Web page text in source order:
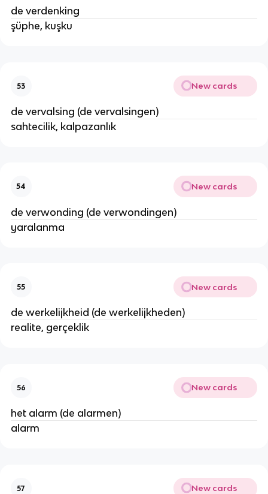
de verdenking
şüphe, kuşku
53 New cards
de vervalsing (de vervalsingen)
sahtecilik, kalpazanlık
54 New cards
de verwonding (de verwondingen)
yaralanma
55 New cards
de werkelijkheid (de werkelijkheden)
realite, gerçeklik
56 New cards
het alarm (de alarmen)
alarm
57 New cards